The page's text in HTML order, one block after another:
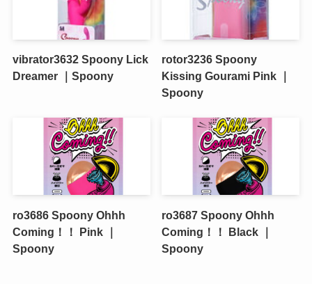
vibrator3632 Spoony Lick
Dreamer ｜Spoony
rotor3236 Spoony
Kissing Gourami Pink ｜
Spoony
ro3686 Spoony Ohhh
Coming！！ Pink ｜
Spoony
ro3687 Spoony Ohhh
Coming！！ Black ｜
Spoony